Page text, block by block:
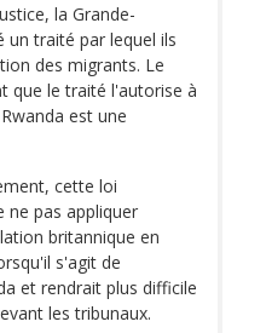
la Grande-
un traité par lequel ils
des migrants. Le
que le traité l'autorise à
est une
cette loi
pas appliquer
britannique en
s'agit de
et rendrait plus difficile
les tribunaux.